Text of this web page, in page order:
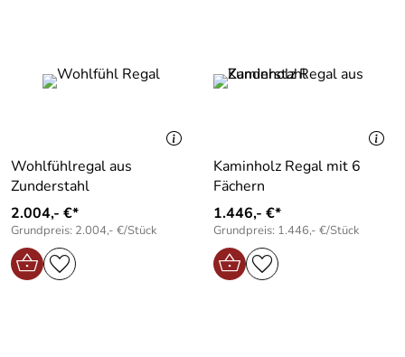
Wohlfühlregal aus
Zunderstahl
2.004,- €*
Grundpreis: 2.004,- €/Stück
Kaminholz Regal mit 6
Fächern
1.446,- €*
Grundpreis: 1.446,- €/Stück